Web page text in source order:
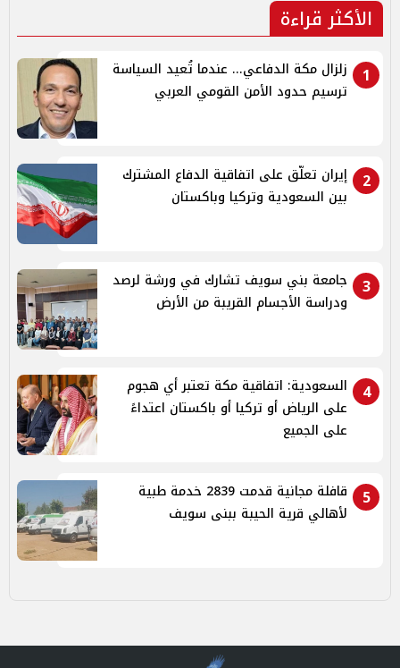
الأكثر قراءة
1
زلزال مكة الدفاعي... عندما تُعيد السياسة
ترسيم حدود الأمن القومي العربي
2
إيران تعلّق على اتفاقية الدفاع المشترك
بين السعودية وتركيا وباكستان
3
جامعة بني سويف تشارك في ورشة لرصد
ودراسة الأجسام القريبة من الأرض
4
السعودية: اتفاقية مكة تعتبر أي هجوم
على الرياض أو تركيا أو باكستان اعتداءً
على الجميع
5
قافلة مجانية قدمت 2839 خدمة طبية
لأهالي قرية الحيبة ببنى سويف